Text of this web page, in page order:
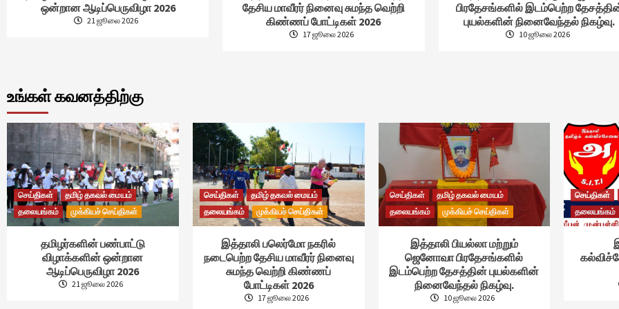
ஒன்றான ஆடிப்பெருவிழா 2026
21 ஜூலை 2026
தேசிய மாவீரர் நினைவு சுமந்த வெற்றி
கிண்ணப் போட்டிகள் 2026
17 ஜூலை 2026
பிரதேசங்களில் இடம்பெற்ற
புயல்களின் நினைவேந்தல் நிகழ்வு.
10 ஜூலை 2026
உங்கள் கவனத்திற்கு
செய்திகள்
தமிழ் தகவல் மையம்
தலையங்கம்
முக்கியச் செய்திகள்
தமிழர்களின் பண்பாட்டு
விழாக்களின் ஒன்றான
ஆடிப்பெருவிழா 2026
21 ஜூலை 2026
செய்திகள்
தமிழ் தகவல் மையம்
தலையங்கம்
முக்கியச் செய்திகள்
இத்தாலி பலெர்மோ நகரில்
நடைபெற்ற தேசிய மாவீரர் நினைவு
சுமந்த வெற்றி கிண்ணப்
போட்டிகள் 2026
17 ஜூலை 2026
செய்திகள்
தமிழ் தகவல் மையம்
தலையங்கம்
முக்கியச் செய்திகள்
இத்தாலி பியல்லா மற்றும்
ஜெனோவா பிரதேசங்களில்
இடம்பெற்ற தேசத்தின் புயல்களின்
நினைவேந்தல் நிகழ்வு.
10 ஜூலை 2026
செய்திகள்
தலையங்கம்